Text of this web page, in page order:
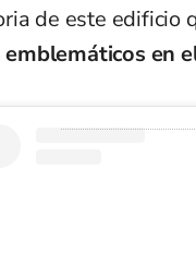
de este edificio
emblemáticos en